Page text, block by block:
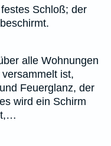
Schloß; der
alle Wohnungen
ist,
Feuerglanz, der
wird ein Schirm